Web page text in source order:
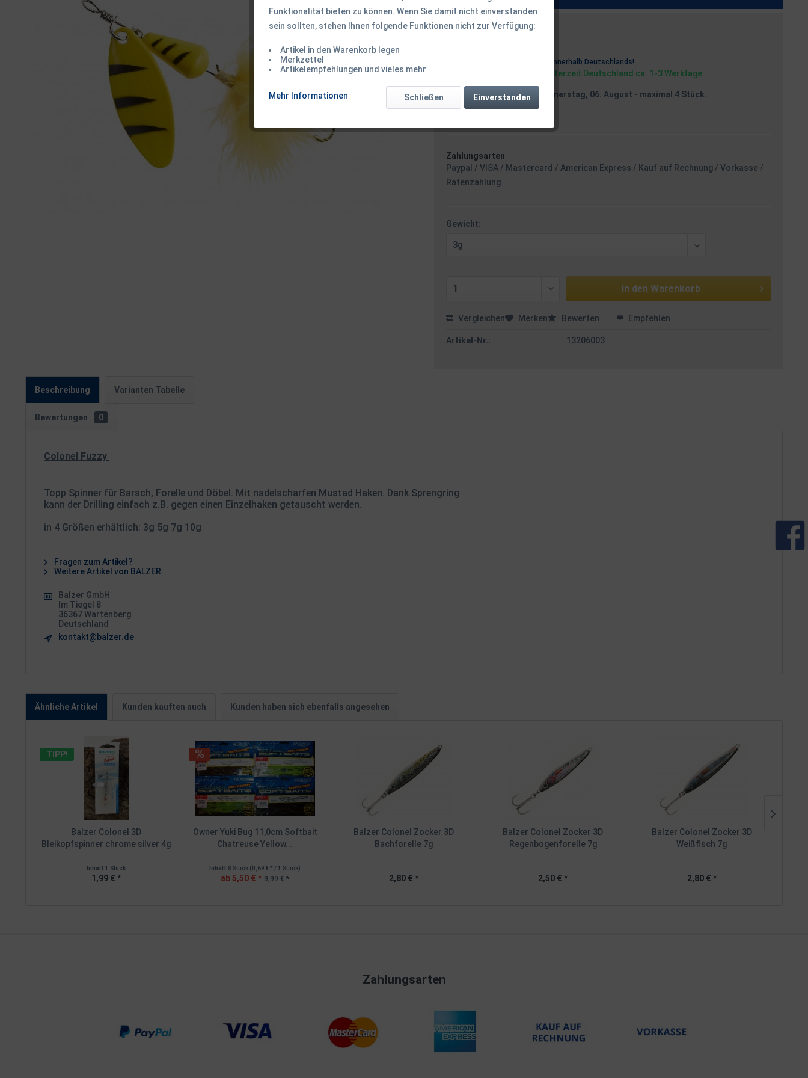
2,40 € *
innerhalb Deutschlands!
Sofort versandfertig, Lieferzeit Deutschland ca. 1-3 Werktage
Versand am Donnerstag, 06. August - maximal 4 Stück.
Zahlungsarten
Paypal / VISA / Mastercard / American Express / Kauf auf Rechnung / Vorkasse /
Ratenzahlung
Gewicht:
In den Warenkorb
Vergleichen Merken Bewerten Empfehlen
Artikel-Nr.: 13206003
Beschreibung Varianten Tabelle
Bewertungen 0
Colonel Fuzzy
Topp Spinner für Barsch, Forelle und Döbel. Mit nadelscharfen Mustad Haken. Dank Sprengring
kann der Drilling einfach z.B. gegen einen Einzelhaken getauscht werden.
in 4 Größen erhältlich: 3g 5g 7g 10g
Fragen zum Artikel?
Weitere Artikel von BALZER
Balzer GmbH
Im Tiegel 8
36367 Wartenberg
Deutschland
kontakt@balzer.de
Ähnliche Artikel Kunden kauften auch Kunden haben sich ebenfalls angesehen
TIPP!
Balzer Colonel 3D
Bleikopfspinner chrome silver 4g
Inhalt1 Stück
1,99 € *
Owner Yuki Bug 11,0cm Softbait
Chatreuse Yellow...
Inhalt 8 Stück (0,69 € * / 1 Stück)
ab 5,50 € * 9,99 € *
Balzer Colonel Zocker 3D
Bachforelle 7g
2,80 € *
Balzer Colonel Zocker 3D
Regenbogenforelle 7g
2,50 € *
Balzer Colonel Zocker 3D
Weißfisch 7g
2,80 € *
Zahlungsarten
Funktionalität bieten zu können. Wenn Sie damit nicht einverstanden
sein sollten, stehen Ihnen folgende Funktionen nicht zur Verfügung:
Artikel in den Warenkorb legen
Merkzettel
Artikelempfehlungen und vieles mehr
Mehr Informationen Einverstanden
Schließen